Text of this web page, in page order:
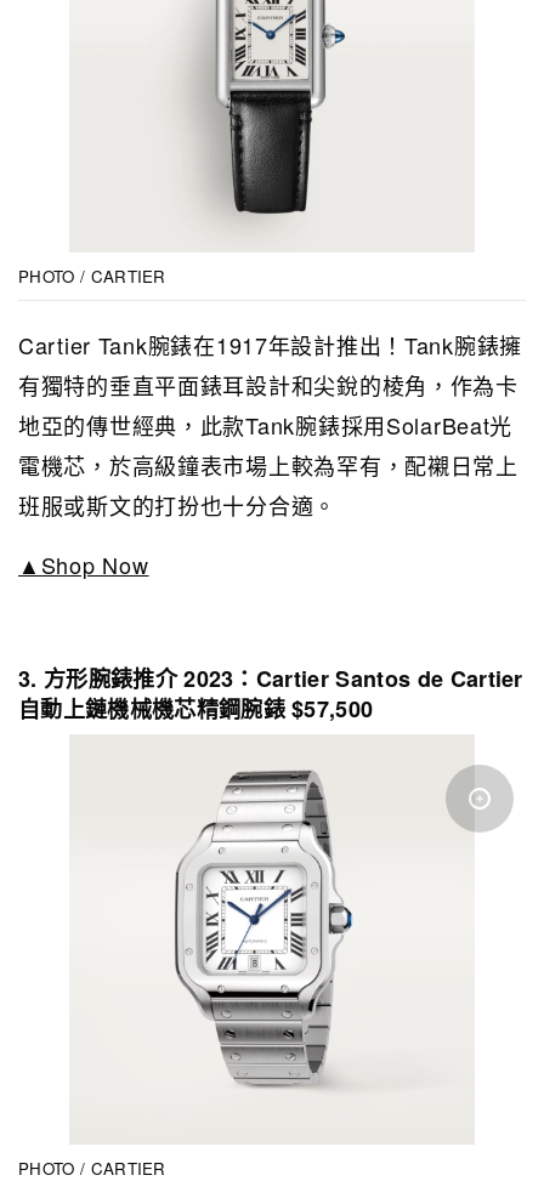
PHOTO / CARTIER
Cartier Tank腕錶在1917年設計推出！Tank腕錶擁
有獨特的垂直平面錶耳設計和尖銳的棱角，作為卡
地亞的傳世經典，此款Tank腕錶採用SolarBeat光
電機芯，於高級鐘表市場上較為罕有，配襯日常上
班服或斯文的打扮也十分合適。
▲Shop Now
3. 方形腕錶推介 2023：Cartier Santos de Cartier
自動上鏈機械機芯精鋼腕錶 $57,500
PHOTO / CARTIER